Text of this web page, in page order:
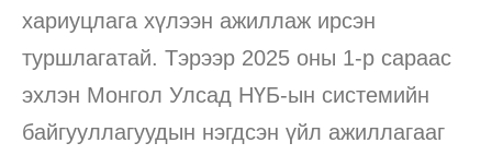
хариуцлага хүлээн ажиллаж ирсэн
туршлагатай. Тэрээр 2025 оны 1-р сараас
эхлэн Монгол Улсад НҮБ-ын системийн
байгууллагуудын нэгдсэн үйл ажиллагааг